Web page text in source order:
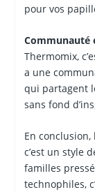
pour vos
Communauté
Thermomix,
a une
qui partagent
sans fond
En
c’est un style
familles
technophiles,